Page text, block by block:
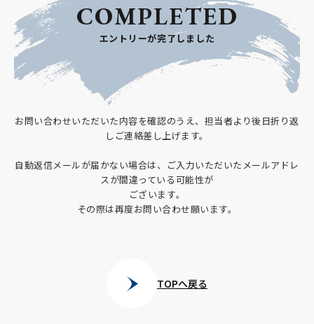
COMPLETED
エントリーが完了しました
お問い合わせいただいた内容を確認のうえ、担当者より後日折り返
しご連絡差し上げます。
自動返信メールが届かない場合は、ご入力いただいたメールアドレ
スが間違っている可能性が
ございます。
その際は再度お問い合わせ願います。
TOPへ戻る